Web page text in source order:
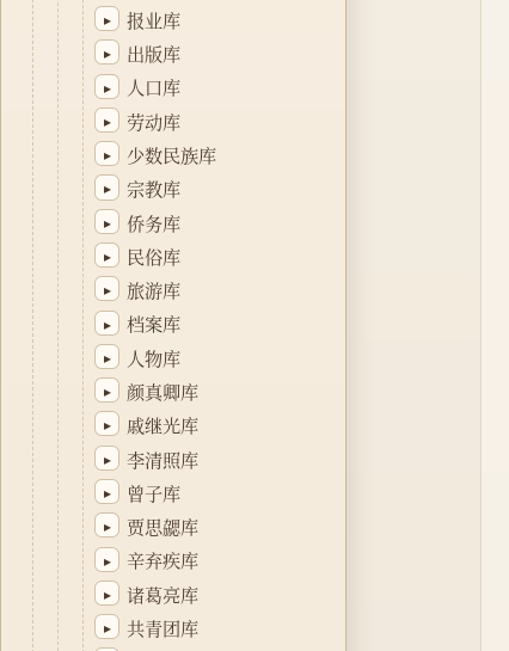
▸ 报业库
▸ 出版库
▸ 人口库
▸ 劳动库
▸ 少数民族库
▸ 宗教库
▸ 侨务库
▸ 民俗库
▸ 旅游库
▸ 档案库
▸ 人物库
▸ 颜真卿库
▸ 戚继光库
▸ 李清照库
▸ 曾子库
▸ 贾思勰库
▸ 辛弃疾库
▸ 诸葛亮库
▸ 共青团库